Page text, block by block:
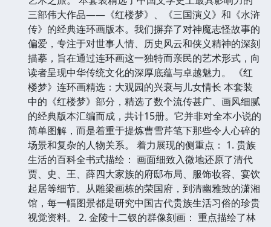
三部伟大作品——《红楼梦》、《三国演义》和《水浒
传》的经典连环画版本。我们摒弃了对神魔志怪故事的
偏爱，专注于对世事人情、历史风云和侠义精神的深刻
描摹，旨在通过连环画这一独特而亲民的艺术形式，向
读者呈现中华传统文化的深厚底蕴与卓越魅力。 《红
楼梦》连环画精选：大观园的兴衰与儿女情长 本套装
中的《红楼梦》部分，精选了数个流传甚广、画风细腻
的经典版本汇编而成，共计15册。它并非对全本小说的
简单图解，而是着重于提炼曹雪芹笔下那些令人心碎的
场景和复杂的人物关系。 着力展现的侧重点： 1. 贵族
生活的百科全书式描绘： 画面细致入微地还原了清代
贾、史、王、薛四大家族的府邸布局、服饰妆容、宴饮
起居等细节。从雕梁画栋的荣国府，到清幽雅致的潇湘
馆，每一幅图景都是研究中国古代贵族生活习俗的珍贵
视觉资料。 2. 金陵十二钗的群像刻画： 重点描绘了林